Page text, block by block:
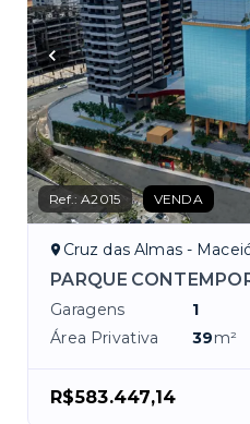
Ref.:A2015 VENDA
Cruz das Almas -
PARQUE
Garagens
1
Área Privativa
39m²
R$583.447,14